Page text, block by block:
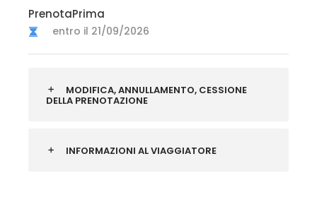
PrenotaPrima
entro il 21/09/2026
MODIFICA, ANNULLAMENTO, CESSIONE
DELLA PRENOTAZIONE
INFORMAZIONI AL VIAGGIATORE